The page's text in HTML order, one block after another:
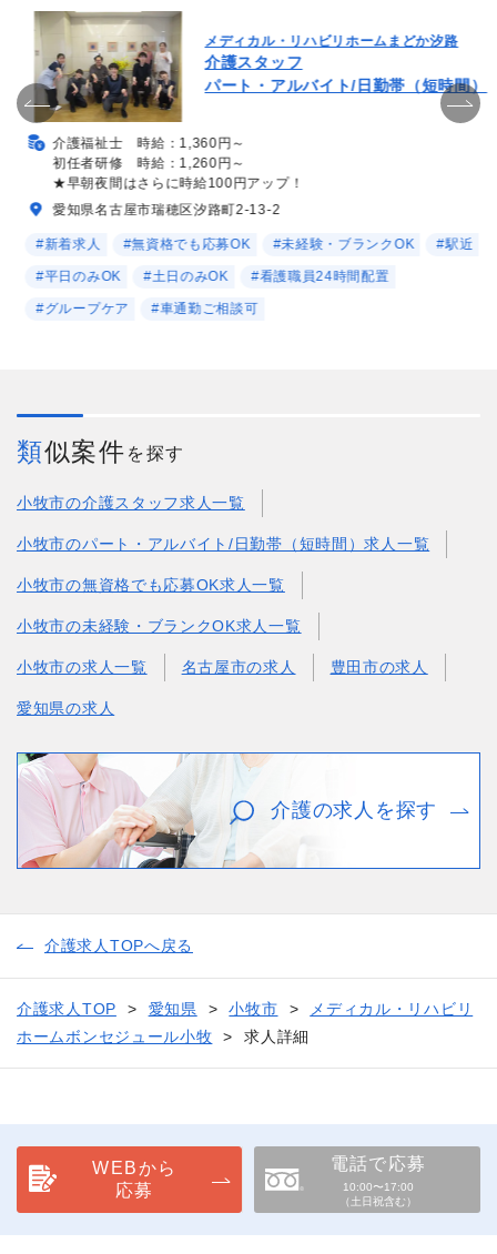
メディカル・リハビリホームまどか汐路
介護スタッフ
パート・アルバイト/日勤帯（短時間）
介護福祉士 時給：1,360円～
初任者研修 時給：1,260円～
★早朝夜間はさらに時給100円アップ！
愛知県名古屋市瑞穂区汐路町2-13-2
#新着求人 #無資格でも応募OK #未経験・ブランクOK #駅近
#平日のみOK #土日のみOK #看護職員24時間配置
#グループケア #車通勤ご相談可
類似案件 を探す
小牧市の介護スタッフ求人一覧
小牧市のパート・アルバイト/日勤帯（短時間）求人一覧
小牧市の無資格でも応募OK求人一覧
小牧市の未経験・ブランクOK求人一覧
小牧市の求人一覧 名古屋市の求人 豊田市の求人
愛知県の求人
介護の求人を探す
介護求人TOPへ戻る
介護求人TOP 愛知県 小牧市
メディカル・リハビリ
ホームボンセジュール小牧
求人詳細
WEBから
応募
電話で応募
10:00〜17:00
（土日祝含む）